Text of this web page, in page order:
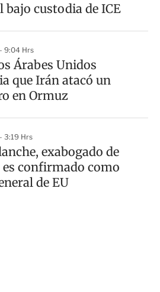
bajo custodia de ICE
9:04 Hrs
Árabes Unidos
que Irán atacó un
en Ormuz
3:19 Hrs
exabogado de
confirmado como
de EU